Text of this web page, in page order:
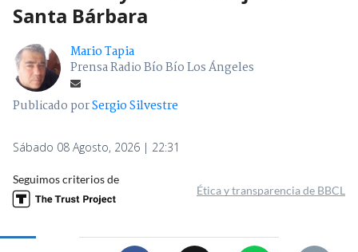
Santa Bárbara
Mario Tapia
Prensa Radio Bío Bío Los Ángeles
Publicado porSergio Silvestre
Sábado 08 Agosto, 2026 | 22:31
Seguimos criterios de
Ética y transparencia de BBCL